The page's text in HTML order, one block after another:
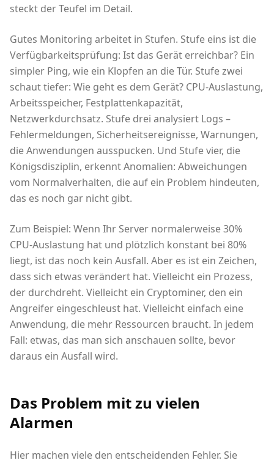
steckt der Teufel im Detail.
Gutes Monitoring arbeitet in Stufen. Stufe eins ist die
Verfügbarkeitsprüfung: Ist das Gerät erreichbar? Ein
simpler Ping, wie ein Klopfen an die Tür. Stufe zwei
schaut tiefer: Wie geht es dem Gerät? CPU-Auslastung,
Arbeitsspeicher, Festplattenkapazität,
Netzwerkdurchsatz. Stufe drei analysiert Logs –
Fehlermeldungen, Sicherheitsereignisse, Warnungen,
die Anwendungen ausspucken. Und Stufe vier, die
Königsdisziplin, erkennt Anomalien: Abweichungen
vom Normalverhalten, die auf ein Problem hindeuten,
das es noch gar nicht gibt.
Zum Beispiel: Wenn Ihr Server normalerweise 30%
CPU-Auslastung hat und plötzlich konstant bei 80%
liegt, ist das noch kein Ausfall. Aber es ist ein Zeichen,
dass sich etwas verändert hat. Vielleicht ein Prozess,
der durchdreht. Vielleicht ein Cryptominer, den ein
Angreifer eingeschleust hat. Vielleicht einfach eine
Anwendung, die mehr Ressourcen braucht. In jedem
Fall: etwas, das man sich anschauen sollte, bevor
daraus ein Ausfall wird.
Das Problem mit zu vielen
Alarmen
Hier machen viele den entscheidenden Fehler. Sie